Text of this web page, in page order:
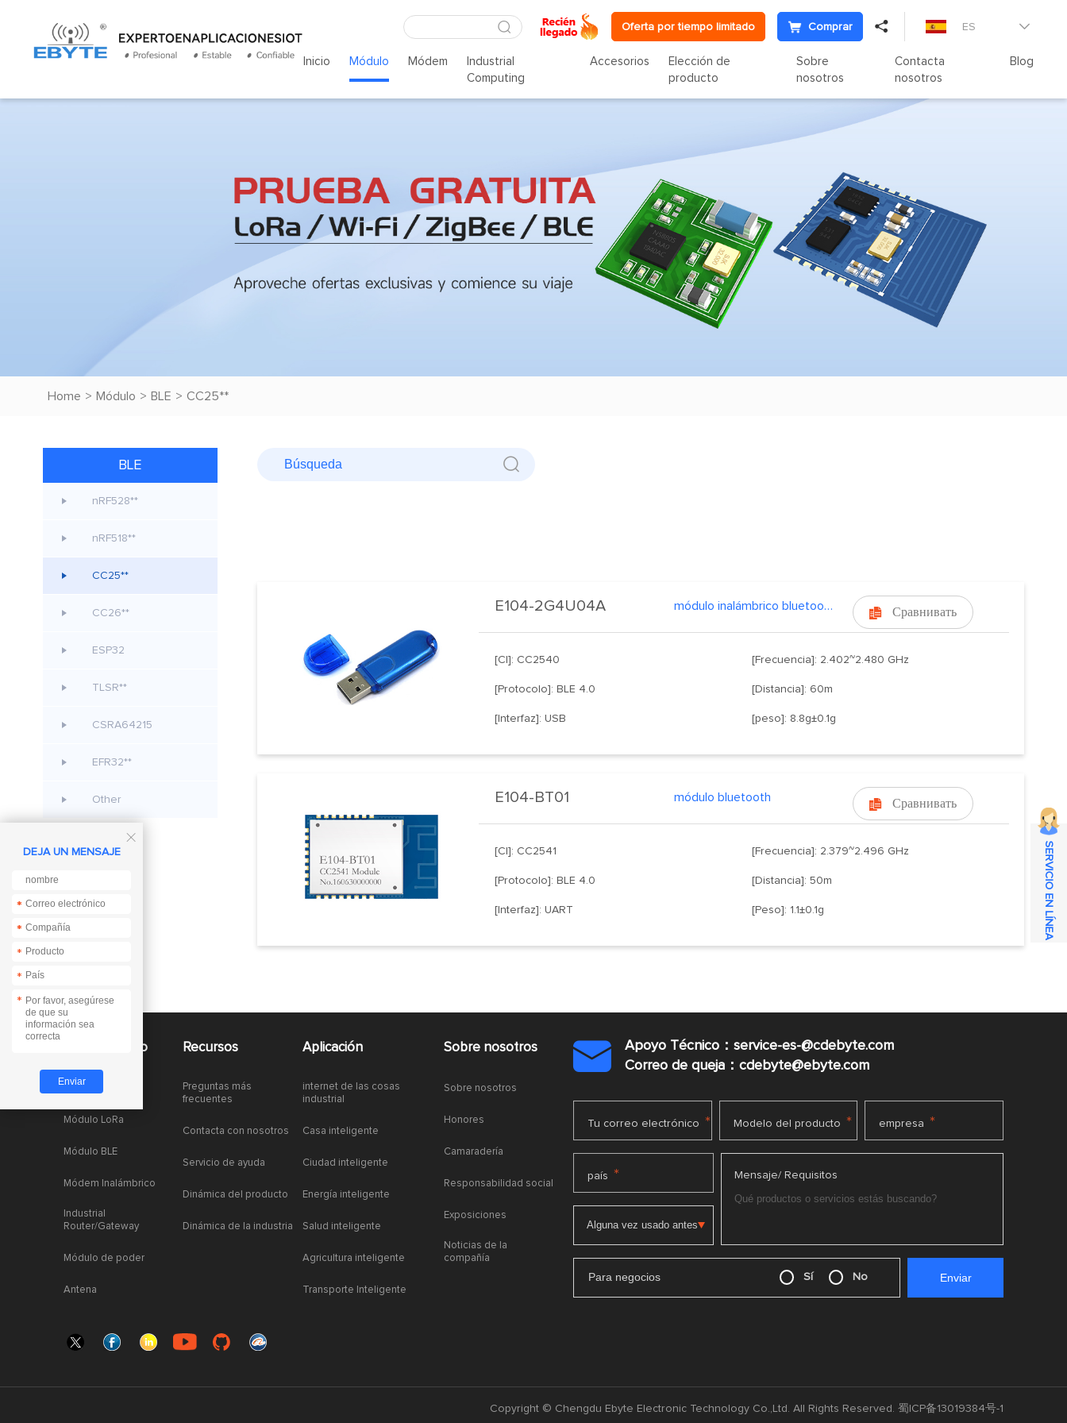
Oferta por tiempo limitado Comprar  ES 
Inicio Módulo Módem
Industrial
Computing
Accesorios
Elección de
producto
Sobre
nosotros
Contacta
nosotros
Blog
Home > Módulo > BLE > CC25**
BLE
nRF528**
nRF518**
CC25**
CC26**
ESP32
TLSR**
CSRA64215
EFR32**
Other
 Сравнивать
E104-2G4U04A módulo inalámbrico bluetooth, bluetooth,CC2540
[CI]: CC2540 [Frecuencia]: 2.402~2.480 GHz
[Protocolo]: BLE 4.0 [Distancia]: 60m
[Interfaz]: USB [peso]: 8.8g±0.1g
 Сравнивать
E104-BT01 módulo bluetooth
[CI]: CC2541 [Frecuencia]: 2.379~2.496 GHz
[Protocolo]: BLE 4.0 [Distancia]: 50m
[Interfaz]: UART [Peso]: 1.1±0.1g
Acceso rapido
Módulo LoRa
Módulo LoRa
Módulo BLE
Módem Inalámbrico
Industrial
Router/Gateway
Módulo de poder
Antena
Recursos
Preguntas más
frecuentes
Contacta con nosotros
Servicio de ayuda
Dinámica del producto
Dinámica de la industria
Aplicación
internet de las cosas
industrial
Casa inteligente
Ciudad inteligente
Energía inteligente
Salud inteligente
Agricultura inteligente
Transporte Inteligente
Sobre nosotros
Sobre nosotros
Honores
Camaradería
Responsabilidad social
Exposiciones
Noticias de la
compañía

Apoyo Técnico：service-es-@cdebyte.com
Correo de queja：cdebyte@ebyte.com
Tu correo electrónico * Modelo del producto * empresa *
país * Mensaje/ Requisitos
Para negocios Sí No
Copyright © Chengdu Ebyte Electronic Technology Co.,Ltd. All Rights Reserved. 蜀ICP备13019384号-1

DEJA UN MENSAJE
*
*
*
*
*
*
*
SERVICIO EN LÍNEA